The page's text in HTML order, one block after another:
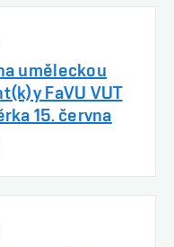
uměleckou
FaVU VUT
15. června